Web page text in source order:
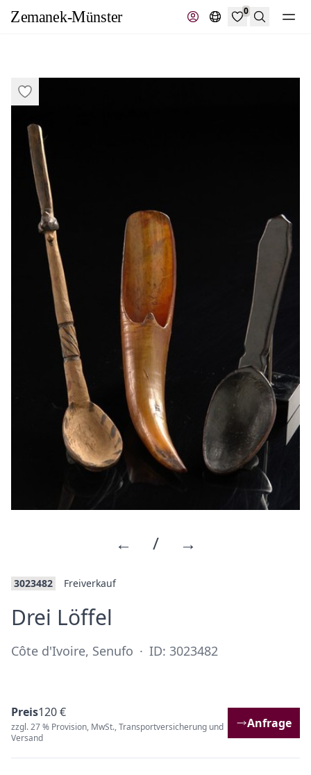
0
Suche
← / →
3023482 Freiverkauf
Drei Löffel
Côte d'Ivoire, Senufo · ID: 3023482
Preis120 €
zzgl. 27 % Provision, MwSt., Transportversicherung und
Versand
Anfrage